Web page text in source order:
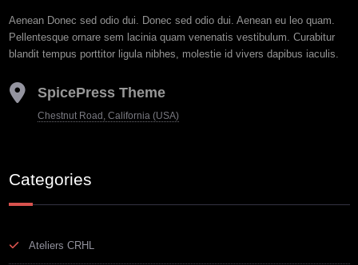
Aenean Donec sed odio dui. Donec sed odio dui. Aenean eu leo quam.
Pellentesque ornare sem lacinia quam venenatis vestibulum. Curabitur
blandit tempus porttitor ligula nibhes, molestie id vivers dapibus iaculis.
SpicePress Theme
Chestnut Road, California (USA)
Categories
Ateliers CRHL